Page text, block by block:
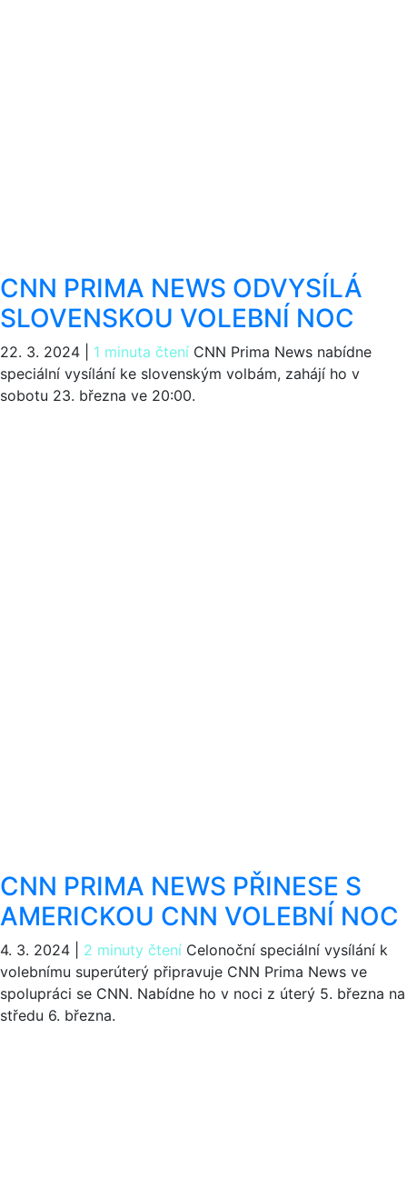
CNN PRIMA NEWS ODVYSÍLÁ
SLOVENSKOU VOLEBNÍ NOC
22. 3. 2024 1 minuta čtení CNN Prima News nabídne
speciální vysílání ke slovenským volbám, zahájí ho v
sobotu 23. března ve 20:00.
CNN PRIMA NEWS PŘINESE S
AMERICKOU CNN VOLEBNÍ NOC
4. 3. 2024 2 minuty čtení Celonoční speciální vysílání k
volebnímu superúterý připravuje CNN Prima News ve
spolupráci se CNN. Nabídne ho v noci z úterý 5. března na
středu 6. března.